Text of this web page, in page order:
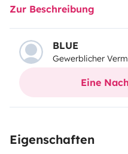
Van und jedes
sein ursprünglicher
der Komfort für
Fahrzeug erhält:🔧 Eine
🛏️ Sorgfältig
Qualitätskontrollen
Fahrzeuge werden direkt
Zur Beschreibung
BLUE
Gewerblicher
Eine
Eigenschaften